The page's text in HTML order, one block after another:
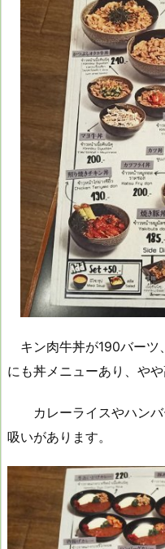
キン肉牛丼が190バー
にも丼メニューあり、やや
カレーライスやハン
吸いがあります。